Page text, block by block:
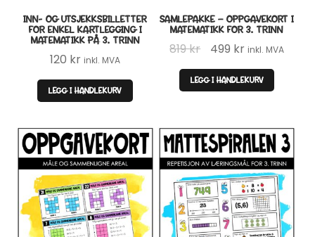
TIPSHJØRNET
INN- OG UTSJEKKSBILLETTER
FOR ENKEL KARTLEGGING I
MATEMATIKK PÅ 3. TRINN
120 kr inkl. MVA
LEGG I HANDLEKURV
SAMLEPAKKE – OPPGAVEKORT I
MATEMATIKK FOR 3. TRINN
819kr
Opprinnelig
pris
var:
499 krNåværende
pris
er:
inkl. MVA
LEGG I HANDLEKURV